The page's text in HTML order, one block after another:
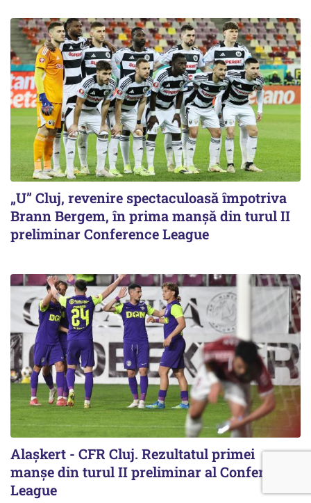
„U” Cluj, revenire spectaculoasă împotriva
Brann Bergem, în prima manșă din turul II
preliminar Conference League
Alaşkert - CFR Cluj. Rezultatul primei
manșe din turul II preliminar al Conference
League